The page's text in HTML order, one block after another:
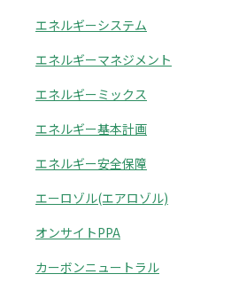
エネルギーシステム
エネルギーマネジメント
エネルギーミックス
エネルギー基本計画
エネルギー安全保障
エーロゾル(エアロゾル)
オンサイトPPA
カーボンニュートラル